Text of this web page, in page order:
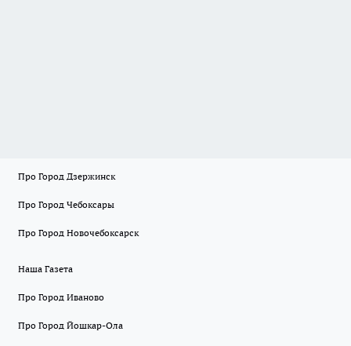
Про Город Дзержинск
Про Город Чебоксары
Про Город Новочебоксарск
Наша Газета
Про Город Иваново
Про Город Йошкар-Ола